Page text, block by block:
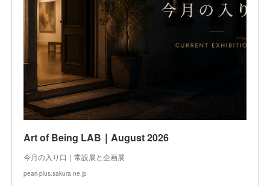
Art of Being LAB｜August 2026
今月の入り口｜常設展と企画展
pearl-plus.sakura.ne.jp